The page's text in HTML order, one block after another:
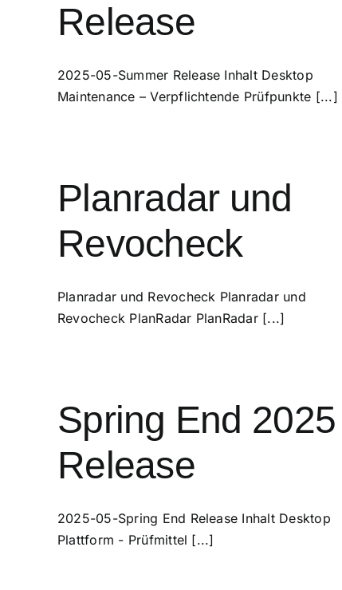
Release
2025-05-Summer Release Inhalt Desktop
Maintenance – Verpflichtende Prüfpunkte [...]
Planradar und
Revocheck
Planradar und Revocheck Planradar und
Revocheck PlanRadar PlanRadar [...]
Spring End 2025
Release
2025-05-Spring End Release Inhalt Desktop
Plattform - Prüfmittel [...]